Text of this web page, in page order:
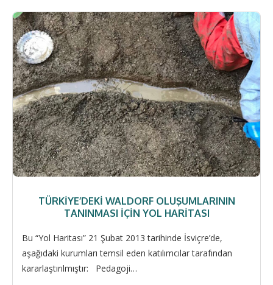
TÜRKIYE’DEKI WALDORF OLUŞUMLARININ
TANINMASI İÇIN YOL HARITASI
Bu “Yol Haritası” 21 Şubat 2013 tarihinde İsviçre’de,
aşağıdaki kurumları temsil eden katılımcılar tarafından
kararlaştırılmıştır: Pedagoji…